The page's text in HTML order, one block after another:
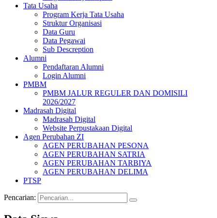
Tata Usaha
Program Kerja Tata Usaha
Struktur Organisasi
Data Guru
Data Pegawai
Sub Descreption
Alumni
Pendaftaran Alumni
Login Alumni
PMBM
PMBM JALUR REGULER DAN DOMISILI
2026/2027
Madrasah Digital
Madrasah Digital
Website Perpustakaan Digital
Agen Perubahan ZI
AGEN PERUBAHAN PESONA
AGEN PERUBAHAN SATRIA
AGEN PERUBAHAN TARBIYA
AGEN PERUBAHAN DELIMA
PTSP
Pencarian: